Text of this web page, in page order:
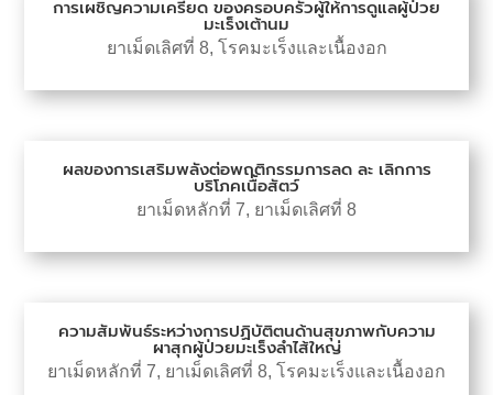
การเผชิญความเครียด ของครอบครัวผู้ให้การดูแลผู้ป่วย
มะเร็งเต้านม
ยาเม็ดเลิศที่ 8, โรคมะเร็งและเนื้องอก
ผลของการเสริมพลังต่อพฤติกรรมการลด ละ เลิกการ
บริโภคเนื้อสัตว์
ยาเม็ดหลักที่ 7, ยาเม็ดเลิศที่ 8
ความสัมพันธ์ระหว่างการปฏิบัติตนด้านสุขภาพกับความ
ผาสุกผู้ป่วยมะเร็งลำไส้ใหญ่
ยาเม็ดหลักที่ 7, ยาเม็ดเลิศที่ 8, โรคมะเร็งและเนื้องอก